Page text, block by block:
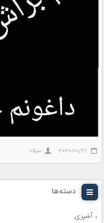
2020/01/21 میلاد
دسته‌ها
آشپزی